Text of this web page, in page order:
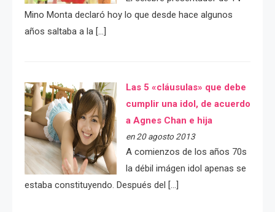
Mino Monta declaró hoy lo que desde hace algunos
años saltaba a la […]
Las 5 «cláusulas» que debe
cumplir una idol, de acuerdo
a Agnes Chan e hija
en 20 agosto 2013
A comienzos de los años 70s
la débil imágen idol apenas se
estaba constituyendo. Después del […]